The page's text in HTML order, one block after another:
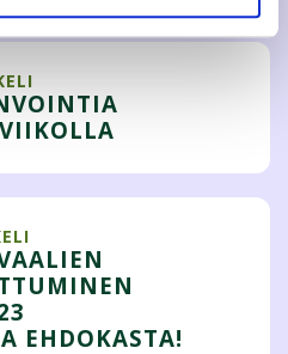
EHDOKASTA!